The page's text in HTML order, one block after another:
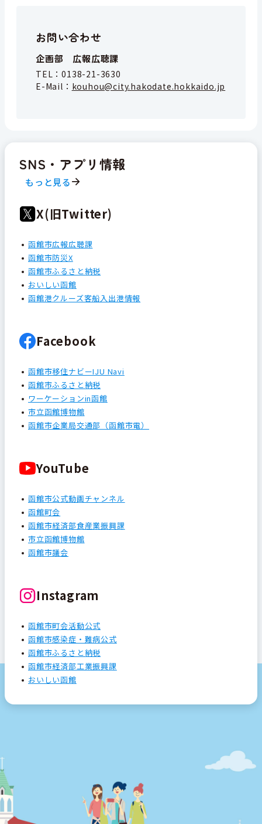
お問い合わせ
企画部 広報広聴課
TEL：0138-21-3630
E-Mail： kouhou@city.hakodate.hokkaido.jp
SNS・アプリ情報
もっと見る
X(旧Twitter)
函館市広報広聴課
函館市防災X
函館市ふるさと納税
おいしい函館
函館港クルーズ客船入出港情報
Facebook
函館市移住ナビーIJU Navi
函館市ふるさと納税
ワーケーションin函館
市立函館博物館
函館市企業局交通部（函館市電）
YouTube
函館市公式動画チャンネル
函館町会
函館市経済部食産業振興課
市立函館博物館
函館市議会
Instagram
函館市町会活動公式
函館市感染症・難病公式
函館市ふるさと納税
函館市経済部工業振興課
おいしい函館